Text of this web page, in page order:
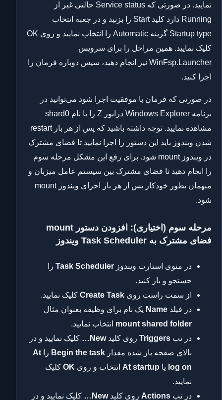
نمایید. در صورتی که Service status حالتی غیر از
Running دارد کلید Start را بزنید و در جعبه انتخاب
Startup type گزینه Automatic را انتخاب نمایید و روی OK
کلیک نمایید. همین مراحل را برای سرویس
WinFsp.Launcher نیز انجام دهید، سپس دوباره فرمان را
اجرا کنید.
در صورتی که فرمان با موفقیت اجرا شود می‌توانید در
برنامه Windows Explorer درایور Z را با نام shard0
مشاهده نمایید. توجه داشته باشید که پس از هر بار restart
شدن ویندوز باید این دستور را اجرا نمایید تا فضای مشترک
در ویندوز mount شود. برای رفع این مشکل مرحله سوم
را انجام دهید تا فضای مشترک بین سیستم عامل میزبان و
میهمان بطور خودکار پس از هر بار اجرای ویندوز mount
شود.
مرحله سوم (اختیاری):
افزودن دستور mount
فضای مشترک به Task Scheduler ویندوز
در منوی استارت ویندوز Task Scheduler را
جستجو و باز کنید.
از سمت راست روی Create Task کلیک نمایید.
در فیلد Name یک نام برای وظیفه بعنوان مثال
mount shared folder انتخاب نمایید.
در تب Triggers روی کلیدNew…
کلیک نمایید و در
بالای صفحه باز شده مقدار Begin the task را At
log on یا At startup انتخاب و روی OK کلیک
نمایید.
در تب Actions روی کلیدNew… کلیک نمایید و در